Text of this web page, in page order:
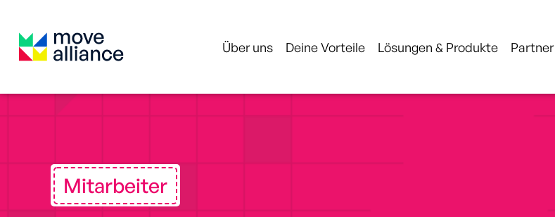
Über uns Deine Vorteile Lösungen & Produkte Partner
Mitarbeiter